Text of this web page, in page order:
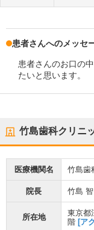
患者さんへのメッセ
患者さんのお口の
たいと思います。
竹島歯科クリニ
医療機関名 竹島歯
院長 竹島 智
所在地
東京都
階 [ア